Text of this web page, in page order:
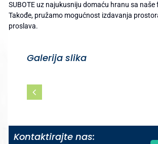
SUBOTE uz najukusniju domaću hranu sa naše
Takođe, pružamo mogućnost izdavanja
proslava.
Galerija slika
Kontaktirajte nas: